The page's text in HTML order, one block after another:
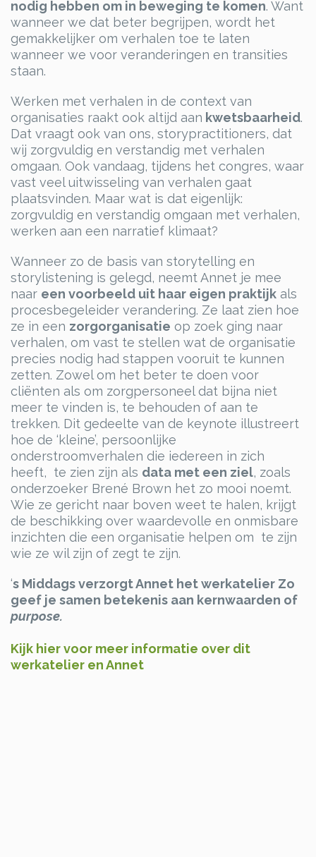
nodig hebben om in beweging te komen. Want
wanneer we dat beter begrijpen, wordt het
gemakkelijker om verhalen toe te laten
wanneer we voor veranderingen en transities
staan.
Werken met verhalen in de context van
organisaties raakt ook altijd aan kwetsbaarheid.
Dat vraagt ook van ons, storypractitioners, dat
wij zorgvuldig en verstandig met verhalen
omgaan. Ook vandaag, tijdens het congres, waar
vast veel uitwisseling van verhalen gaat
plaatsvinden. Maar wat is dat eigenlijk:
zorgvuldig en verstandig omgaan met verhalen,
werken aan een narratief klimaat?
Wanneer zo de basis van storytelling en
storylistening is gelegd, neemt Annet je mee
naar een voorbeeld uit haar eigen praktijk als
procesbegeleider verandering. Ze laat zien hoe
ze in een zorgorganisatie op zoek ging naar
verhalen, om vast te stellen wat de organisatie
precies nodig had stappen vooruit te kunnen
zetten. Zowel om het beter te doen voor
cliënten als om zorgpersoneel dat bijna niet
meer te vinden is, te behouden of aan te
trekken. Dit gedeelte van de keynote illustreert
hoe de ‘kleine’, persoonlijke
onderstroomverhalen die iedereen in zich
heeft, te zien zijn als data met een ziel, zoals
onderzoeker Brené Brown het zo mooi noemt.
Wie ze gericht naar boven weet te halen, krijgt
de beschikking over waardevolle en onmisbare
inzichten die een organisatie helpen om te zijn
wie ze wil zijn of zegt te zijn.
‘s Middags verzorgt Annet het werkatelier Zo
geef je samen betekenis aan kernwaarden of
purpose.
Kijk hier voor meer informatie over dit
werkatelier en Annet